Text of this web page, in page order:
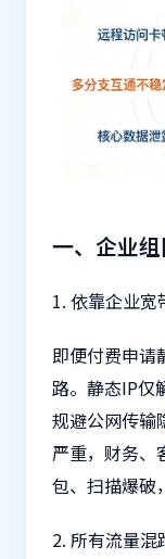
一、企业
1. 依靠企业
即便付费申请
路。静态IP仅
规避公网传输
严重，财务、
包、扫描爆破
2. 所有流量